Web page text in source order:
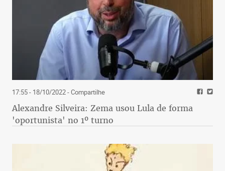
17:55 - 18/10/2022- Compartilhe
Alexandre Silveira: Zema usou Lula de forma
'oportunista' no 1º turno